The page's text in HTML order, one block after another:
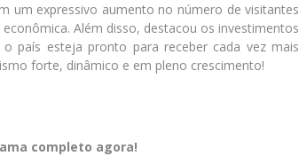
um expressivo aumento no número de visitantes
Além disso, destacou os investimentos
país esteja pronto para receber cada vez mais
forte, dinâmico e em pleno crescimento!
completo agora!